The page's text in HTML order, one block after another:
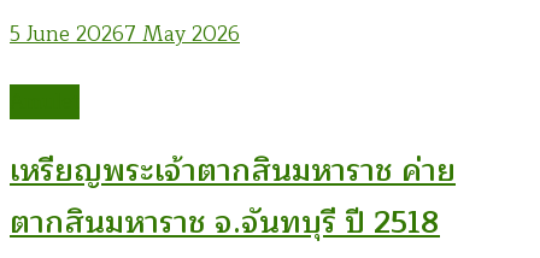
5 June 20267 May 2026
เหรียญพระเจ้าตากสินมหาราช ค่าย
ตากสินมหาราช จ.จันทบุรี ปี 2518